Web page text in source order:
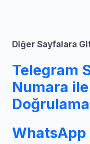
Diğer Sayfalara
Telegram
Numara
Doğrulama
WhatsApp